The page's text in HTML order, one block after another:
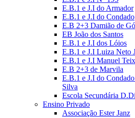
E.B.1 e J.I do Armador
E.B.1 e J.I do Condado
E.B 2+3 Damião de
EB João dos Santos
E.B.1 e J.I dos Lóios
E.B.1 e J.I Luiza Neto
E.B.1 e J.I Manuel
E.B 2+3 de Marvila
E.B.1 e J.I do
Silva
Escola Secundária
Ensino Privado
Associação Ester Janz